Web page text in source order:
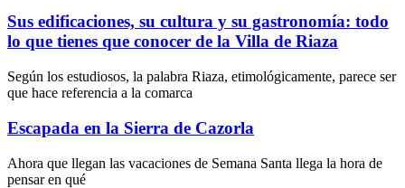
Sus edificaciones, su cultura y su gastronomía: todo
lo que tienes que conocer de la Villa de Riaza
Según los estudiosos, la palabra Riaza, etimológicamente, parece ser
que hace referencia a la comarca
Escapada en la Sierra de Cazorla
Ahora que llegan las vacaciones de Semana Santa llega la hora de
pensar en qué